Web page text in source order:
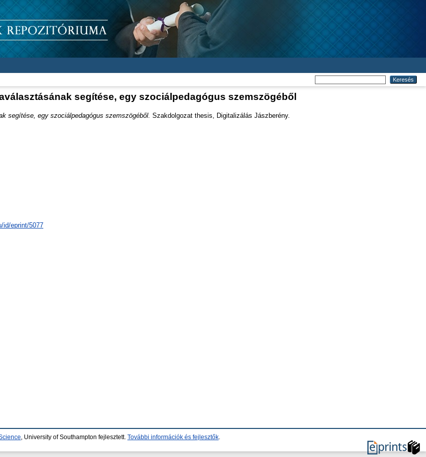
segítése, egy szociálpedagógus szemszögéből
segítése, egy szociálpedagógus szemszögéből. Szakdolgozat thesis, Digitalizálás Jászberény.
id/eprint/5077
, University of Southampton fejlesztett. További információk és fejlesztők